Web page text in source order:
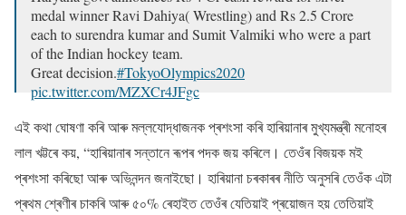
medal winner Ravi Dahiya( Wrestling) and Rs 2.5 Crore
each to surendra kumar and Sumit Valmiki who were a part
of the Indian hockey team.
Great decision.#TokyoOlympics2020
pic.twitter.com/MZXCr4JFgc
— Vinay Tendulkar (@TendulkarBJP)August 6, 2021
এই কথা ঘোষণা কৰি আৰু মল্লযোদ্ধাজনক প্ৰশংসা কৰি হাৰিয়ানাৰ মুখ্যমন্ত্ৰী মনোহৰ
লাল খট্টৰে কয়, “হাৰিয়ানাৰ সন্তানে ৰূপৰ পদক জয় কৰিলে। তেওঁৰ বিজয়ক মই
প্ৰশংসা কৰিছো আৰু অভিনন্দন জনাইছো। হাৰিয়ানা চৰকাৰৰ নীতি অনুসৰি তেওঁক এটা
প্ৰথম শ্ৰেণীৰ চাকৰি আৰু ৫০% ৰেহাইত তেওঁৰ যেতিয়াই প্ৰয়োজন হয় তেতিয়াই